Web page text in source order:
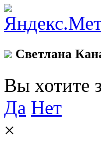
Светлана
Вы хотите
Да Нет
×